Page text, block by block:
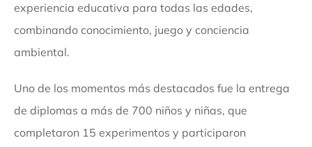
experiencia educativa para todas las edades,
combinando conocimiento, juego y conciencia
ambiental.
Uno de los momentos más destacados fue la entrega
de diplomas a más de 700 niños y niñas, que
completaron 15 experimentos y participaron